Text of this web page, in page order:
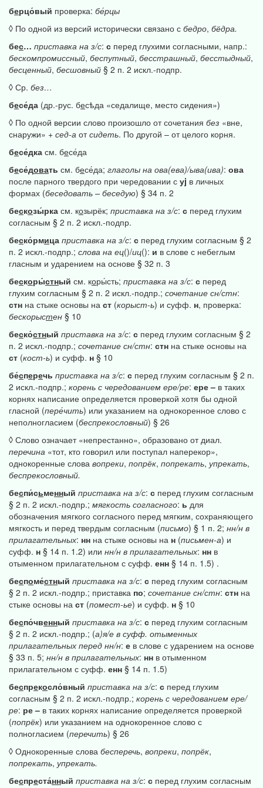
берцо́вый проверка: бе́рцы
◊ По одной из версий исторически связано с бедро, бёдра.
бес… приставка на з/с: с перед глухими согласными, напр.:
бескомпромиссный, беспутный, бесстрашный, бесстыдный,
бесценный, бесшовный § 2 п. 2 искл.-подпр.
◊ Ср. без…
бесе́да (др.-рус. бесѣда «седалище, место сидения»)
◊ По одной версии слово произошло от сочетания без «вне,
снаружи» + сед-а отсидеть. По другой – от целого корня.
бесе́дка см. бесе́да
бесе́довать см. бесе́да; глаголы на ова(ева)/ыва(ива): ова
после парного твердого при чередовании с уj в личных
формах (беседовать – беседую) § 34 п. 2
бескозы́рка см. козырёк; приставка на з/с: с перед глухим
согласным § 2 п. 2 искл.-подпр.
беско́рмица приставка на з/с: с перед глухим согласным § 2
п. 2 искл.-подпр.; слова на ец()/иц(): и в слове с небеглым
гласным и ударением на основе § 32 п. 3
бескоры́стный см. коры́сть; приставка на з/с: с перед
глухим согласным § 2 п. 2 искл.-подпр.; сочетание сн/стн:
стн на стыке основы на ст (корыст-ь) и суфф. н, проверка:
бескорыстен § 10
беско́стный приставка на з/с: с перед глухим согласным § 2
п. 2 искл.-подпр.; сочетание сн/стн: стн на стыке основы на
ст (кост-ь) и суфф. н § 10
бе́сперечь приставка на з/с: с перед глухим согласным § 2 п.
2 искл.-подпр.; корень с чередованием ере/ре: ере – в таких
корнях написание определяется проверкой хотя бы одной
гласной (пере́чить) или указанием на однокоренное слово с
неполногласием (беспрекословный) § 26
◊ Слово означает «непрестанно», образовано от диал.
перечина «тот, кто говорил или поступал наперекор»,
однокоренные слова вопреки, попрёк, попрекать, упрекать,
беспрекословный.
беспи́сьменный приставка на з/с: с перед глухим согласным
§ 2 п. 2 искл.-подпр.; мягкость согласного: ь для
обозначения мягкого согласного перед мягким, сохраняющего
мягкость и перед твердым согласным (письмо) § 1 п. 2; нн/н в
прилагательных: нн на стыке основы на н (письмен-а) и
суфф. н § 14 п. 1.2) или нн/н в прилагательных: нн в
отыменном прилагательном с суфф. енн § 14 п. 1.5) .
беспоме́стный приставка на з/с: с перед глухим согласным
§ 2 п. 2 искл.-подпр.; приставка по; сочетание сн/стн: стн на
стыке основы на ст (помест-ье) и суфф. н § 10
беспо́чвенный приставка на з/с: с перед глухим согласным
§ 2 п. 2 искл.-подпр.; (а)я/е в суфф. отыменных
прилагательных перед нн/н: е в слове с ударением на основе
§ 33 п. 5; нн/н в прилагательных: нн в отыменном
прилагательном с суфф. енн § 14 п. 1.5)
беспрекосло́вный приставка на з/с: с перед глухим
согласным § 2 п. 2 искл.-подпр.; корень с чередованием ере/
ре: ре – в таких корнях написание определяется проверкой
(попрёк) или указанием на однокоренное слово с
полногласием (перечить) § 26
◊ Однокоренные слова бесперечь, вопреки, попрёк,
попрекать, упрекать.
беспреста́нный приставка на з/с: с перед глухим согласным